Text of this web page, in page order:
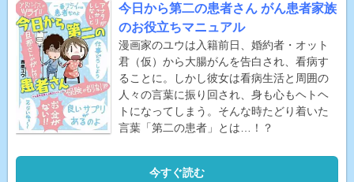
今日から第二の患者さん がん患者家族
のお役立ちマニュアル
漫画家のユウは入籍前日、婚約者・オット
君（仮）から大腸がんを告白され、看病す
ることに。しかし彼女は看病生活と周囲の
人々の言葉に振り回され、身も心もヘトヘ
トになってしまう。そんな時たどり着いた
言葉「第二の患者」とは…！？
今すぐ読む